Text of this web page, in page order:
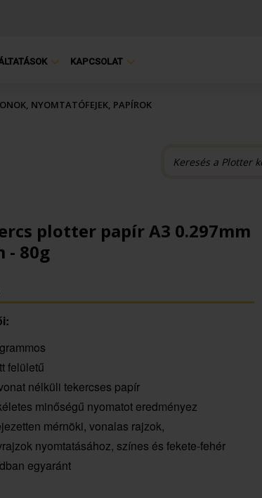
KAPCSOLAT
NYOMTATÓFEJEK, PAPÍROK
plotter papír A3 0.297mm
- 80g
felületű
nélküli tekercses papír
minőségű nyomatot eredményez
mérnöki, vonalas rajzok,
nyomtatásához, színes és fekete-fehér
egyaránt